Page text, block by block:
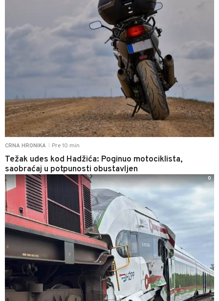
CRNA HRONIKA Pre 10 min
Težak udes kod Hadžića: Poginuo motociklista,
saobraćaj u potpunosti obustavljen
0